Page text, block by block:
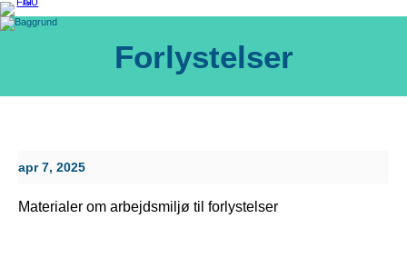
Spring
til
indhold
Forlystelser
apr 7, 2025
Materialer om arbejdsmiljø til forlystelser